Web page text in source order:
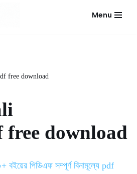
Menu
free download
free download